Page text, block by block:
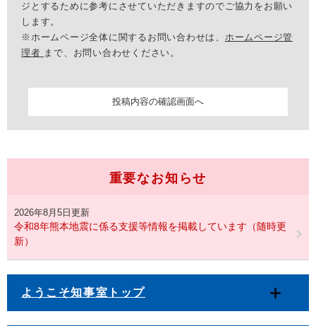
ジとするために参考にさせていただきますのでご協力をお願い
します。
※ホームページ全体に関するお問い合わせは、 ホームページ管
理者 まで、お問い合わせください。
重要なお知らせ
2026年8月5日更新
令和8年熊本地震に係る支援等情報を掲載しています（随時更
新）
ようこそ知事室トップ